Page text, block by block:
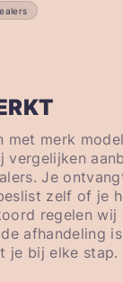
met merk
vergelijken
Je
zelf of je
regelen wij
afhandeling
je bij elke stap.